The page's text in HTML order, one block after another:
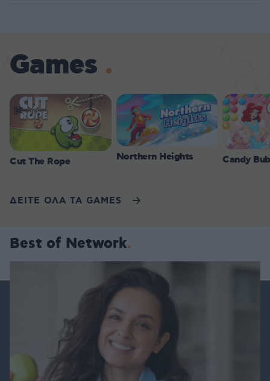
Games
Cut The Rope Northern Heights Candy
ΔΕΙΤΕ ΟΛΑ ΤΑ GAMES
Best of Network